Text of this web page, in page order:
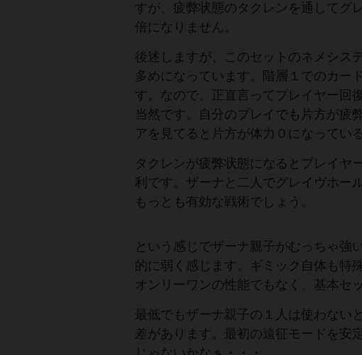
すが、疲弊状態のタクレンを通してグ
倍になりません。
後述しますが、このセットのネメシス
多めになっています。階層１でのカー
す。なので、正直言ってプレイヤー回
当然です。自分のプレイでも片方が疲
アを見てると片方が体力０になってい
タクレンが疲弊状態になるとプレイヤ
利です。ザーナと二人でグレイヴホー
もっとも有効な戦術でしょう。
という感じでザーナ親子がむっちゃ強
的に弱く感じます。ギミック自体も特
オンリーワンの性能でもなく、基本セ
最低でもザーナ親子の１人は使わない
差があります。最初の遠征モードを安